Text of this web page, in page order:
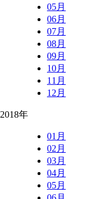
05月
06月
07月
08月
09月
10月
11月
12月
2018年
01月
02月
03月
04月
05月